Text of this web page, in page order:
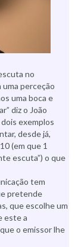
no
perceção
uma boca e
diz o João
exemplos
desde já,
(em que 1
escuta”) o que
tem
pretende
que escolhe um
este a
o emissor lhe